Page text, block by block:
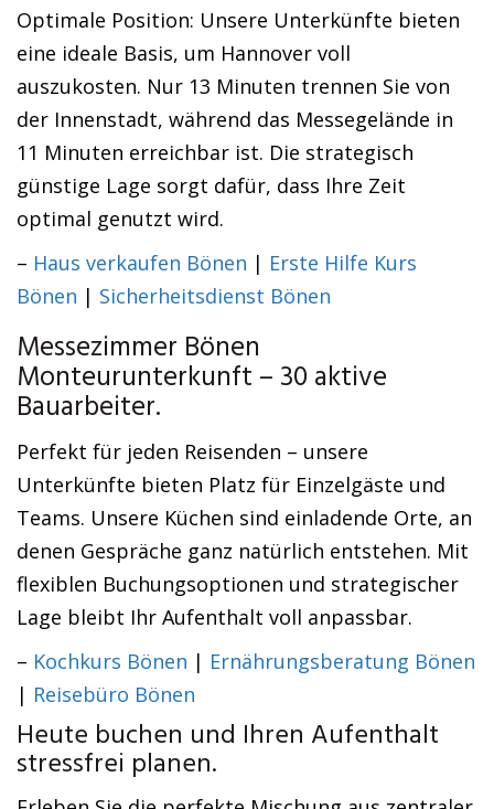
Optimale Position: Unsere Unterkünfte bieten
eine ideale Basis, um Hannover voll
auszukosten. Nur 13 Minuten trennen Sie von
der Innenstadt, während das Messegelände in
11 Minuten erreichbar ist. Die strategisch
günstige Lage sorgt dafür, dass Ihre Zeit
optimal genutzt wird.
– Haus verkaufen Bönen | Erste Hilfe Kurs
Bönen | Sicherheitsdienst Bönen
Messezimmer Bönen
Monteurunterkunft – 30 aktive
Bauarbeiter.
Perfekt für jeden Reisenden – unsere
Unterkünfte bieten Platz für Einzelgäste und
Teams. Unsere Küchen sind einladende Orte, an
denen Gespräche ganz natürlich entstehen. Mit
flexiblen Buchungsoptionen und strategischer
Lage bleibt Ihr Aufenthalt voll anpassbar.
– Kochkurs Bönen | Ernährungsberatung Bönen
| Reisebüro Bönen
Heute buchen und Ihren Aufenthalt
stressfrei planen.